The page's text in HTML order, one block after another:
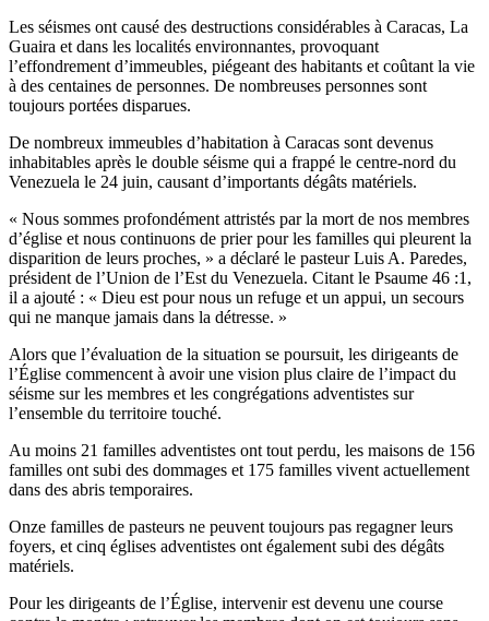
Les séismes ont causé des destructions considérables à Caracas, La
Guaira et dans les localités environnantes, provoquant
l’effondrement d’immeubles, piégeant des habitants et coûtant la vie
à des centaines de personnes. De nombreuses personnes sont
toujours portées disparues.
De nombreux immeubles d’habitation à Caracas sont devenus
inhabitables après le double séisme qui a frappé le centre-nord du
Venezuela le 24 juin, causant d’importants dégâts matériels.
« Nous sommes profondément attristés par la mort de nos membres
d’église et nous continuons de prier pour les familles qui pleurent la
disparition de leurs proches, » a déclaré le pasteur Luis A. Paredes,
président de l’Union de l’Est du Venezuela. Citant le Psaume 46 :1,
il a ajouté : « Dieu est pour nous un refuge et un appui, un secours
qui ne manque jamais dans la détresse. »
Alors que l’évaluation de la situation se poursuit, les dirigeants de
l’Église commencent à avoir une vision plus claire de l’impact du
séisme sur les membres et les congrégations adventistes sur
l’ensemble du territoire touché.
Au moins 21 familles adventistes ont tout perdu, les maisons de 156
familles ont subi des dommages et 175 familles vivent actuellement
dans des abris temporaires.
Onze familles de pasteurs ne peuvent toujours pas regagner leurs
foyers, et cinq églises adventistes ont également subi des dégâts
matériels.
Pour les dirigeants de l’Église, intervenir est devenu une course